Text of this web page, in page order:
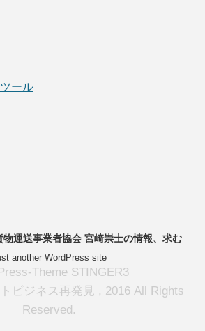
ール
運送事業者協会 宮崎崇士の情報、求む
another WordPress site
Theme STINGER3
ビジネス再発見 , 2016 All Rights
Reserved.